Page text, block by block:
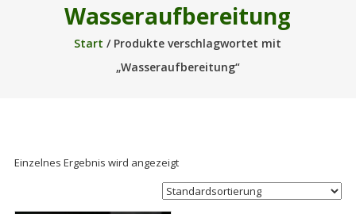
Wasseraufbereitung
Start / Produkte verschlagwortet mit
„Wasseraufbereitung“
Einzelnes Ergebnis wird angezeigt